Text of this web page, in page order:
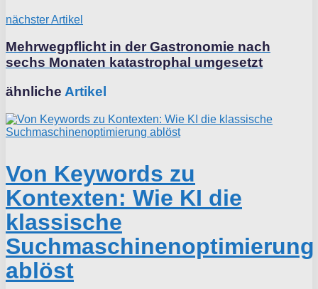
nächster Artikel
Mehrwegpflicht in der Gastronomie nach
sechs Monaten katastrophal umgesetzt
ähnliche Artikel
Von Keywords zu
Kontexten: Wie KI die
klassische
Suchmaschinenoptimierung
ablöst